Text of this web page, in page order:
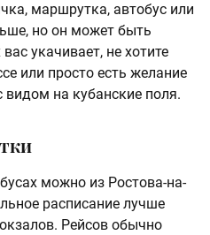
маршрутка, автобус или
но он может быть
укачивает, не хотите
или просто есть желание
видом на кубанские поля.
можно из Ростова-на-
расписание лучше
Рейсов обычно